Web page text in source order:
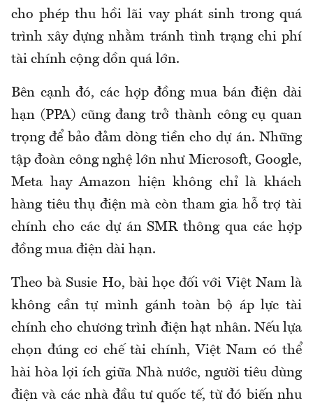
cho phép thu hồi lãi vay phát sinh trong quá
trình xây dựng nhằm tránh tình trạng chi phí
tài chính cộng dồn quá lớn.
Bên cạnh đó, các hợp đồng mua bán điện dài
hạn (PPA) cũng đang trở thành công cụ quan
trọng để bảo đảm dòng tiền cho dự án. Những
tập đoàn công nghệ lớn như Microsoft, Google,
Meta hay Amazon hiện không chỉ là khách
hàng tiêu thụ điện mà còn tham gia hỗ trợ tài
chính cho các dự án SMR thông qua các hợp
đồng mua điện dài hạn.
Theo bà Susie Ho, bài học đối với Việt Nam là
không cần tự mình gánh toàn bộ áp lực tài
chính cho chương trình điện hạt nhân. Nếu lựa
chọn đúng cơ chế tài chính, Việt Nam có thể
hài hòa lợi ích giữa Nhà nước, người tiêu dùng
điện và các nhà đầu tư quốc tế, từ đó biến nhu